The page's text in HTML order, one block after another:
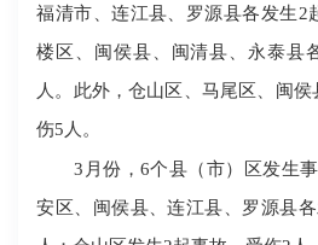
福清市、连江县、罗源县各发生2
楼区、闽侯县、闽清县、永泰县
人。此外，仓山区、马尾区、闽侯
伤5人。
3月份，6个县（市）区发生事
安区、闽侯县、连江县、罗源县